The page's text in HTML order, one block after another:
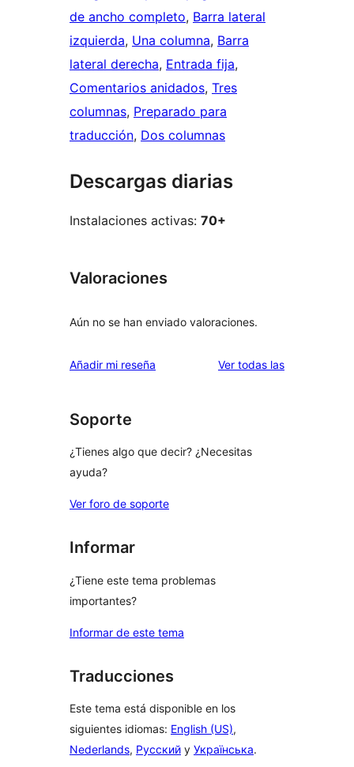
de ancho completo, Barra lateral
izquierda, Una columna, Barra
lateral derecha, Entrada fija
Comentarios anidados, Tres
columnas, Preparado para
traducción, Dos columnas
Descargas diarias
Instalaciones activas: 70+
Valoraciones
Aún no se han enviado valoraciones.
Añadir mi reseña Ver todas lasvaloraciones
Soporte
¿Tienes algo que decir? ¿Necesitas
ayuda?
Ver foro de soporte
Informar
¿Tiene este tema problemas
importantes?
Informar de este tema
Traducciones
Este tema está disponible en los
siguientes idiomas: English (US),
Nederlands, Русский y Українська.